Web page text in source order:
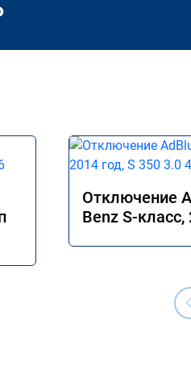
Отключение
Benz S-класс,